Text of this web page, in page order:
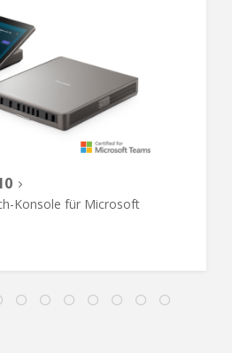
Konsole für Microsoft